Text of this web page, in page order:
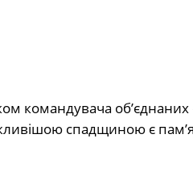
командувача об’єднаних
спадщиною є